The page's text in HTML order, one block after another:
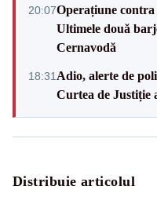
20:07Operațiune
Ultimele două
Cernavodă
18:31 Adio, alerte de
Curtea de Justiție
Distribuie articolul